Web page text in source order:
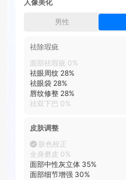
人像美化
男性
祛除瑕疵
面部祛瑕疵 0%
祛眼周纹 28%
祛眼袋 28%
唇纹修整 28%
祛双下巴 0%
皮肤调整
肤色校正
全身磨皮 0%
面部中性灰立体 35%
面部细节增强 30%